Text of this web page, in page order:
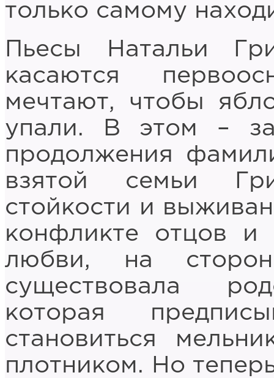
только самому
Пьесы Натальи
касаются
мечтают, чтобы
упали. В этом –
продолжения
взятой семьи
стойкости и
конфликте отцов
любви, на
существовала
которая
становиться
плотником. Но